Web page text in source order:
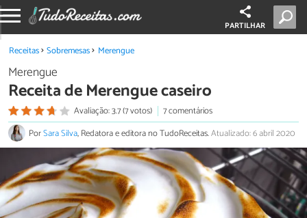
PARTILHAR
Receitas Sobremesas Merengue
Merengue
Receita de Merengue caseiro
Avaliação: 3.7 (7 votos)
7 comentários
PorSara Silva, Redatora e editora no TudoReceitas.Atualizado: 6 abril 2020